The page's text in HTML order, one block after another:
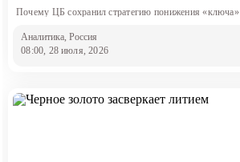
Почему ЦБ сохранил стратегию понижения «ключа»
Аналитика, Россия
08:00, 28 июля, 2026